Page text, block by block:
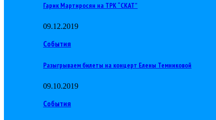
Гарик Мартиросян на ТРК “СКАТ”
09.12.2019
События
Разыгрываем билеты на концерт Елены Темниковой
09.10.2019
События